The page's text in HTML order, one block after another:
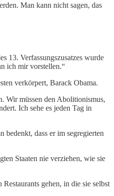
Man kann nicht sagen, das
13. Verfassungszusatzes wurde
ich mir vorstellen.“
verkörpert, Barack Obama.
Wir müssen den Abolitionismus,
Ich sehe es jeden Tag in
bedenkt, dass er im segregierten
Staaten nie verziehen, wie sie
gehen, in die sie selbst